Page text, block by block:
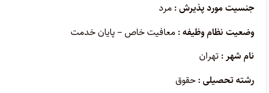
جنسیت مورد پذیرش : مرد
وضعیت نظام وظیفه : معافیت خاص – پایان خدمت
نام شهر : تهران
رشته تحصیلی : حقوق